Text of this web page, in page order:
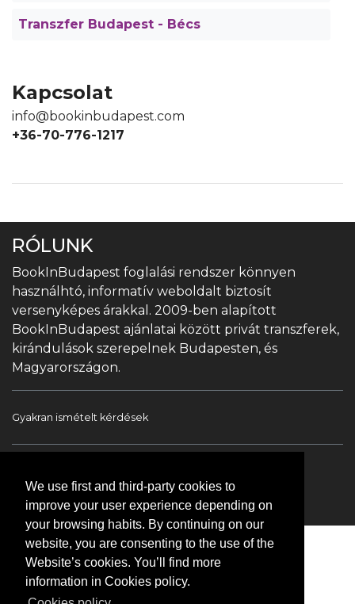
We use first and third-party cookies to
improve your user experience depending on
your browsing habits. By continuing on our
website, you are consenting to the use of the
Website’s cookies. You’ll find more
information in Cookies policy.
Transzfer Budapest - Bécs
Kapcsolat
info@bookinbudapest.com
+36-70-776-1217
RÓLUNK
BookInBudapest foglalási rendszer könnyen
használhtó, informatív weboldalt biztosít
versenyképes árakkal. 2009-ben alapított
BookInBudapest ajánlatai között privát transzferek,
kirándulások szerepelnek Budapesten, és
Magyarországon.
Gyakran ismételt kérdések
Túrák & Kirándulások Transzfer Kapcsolat